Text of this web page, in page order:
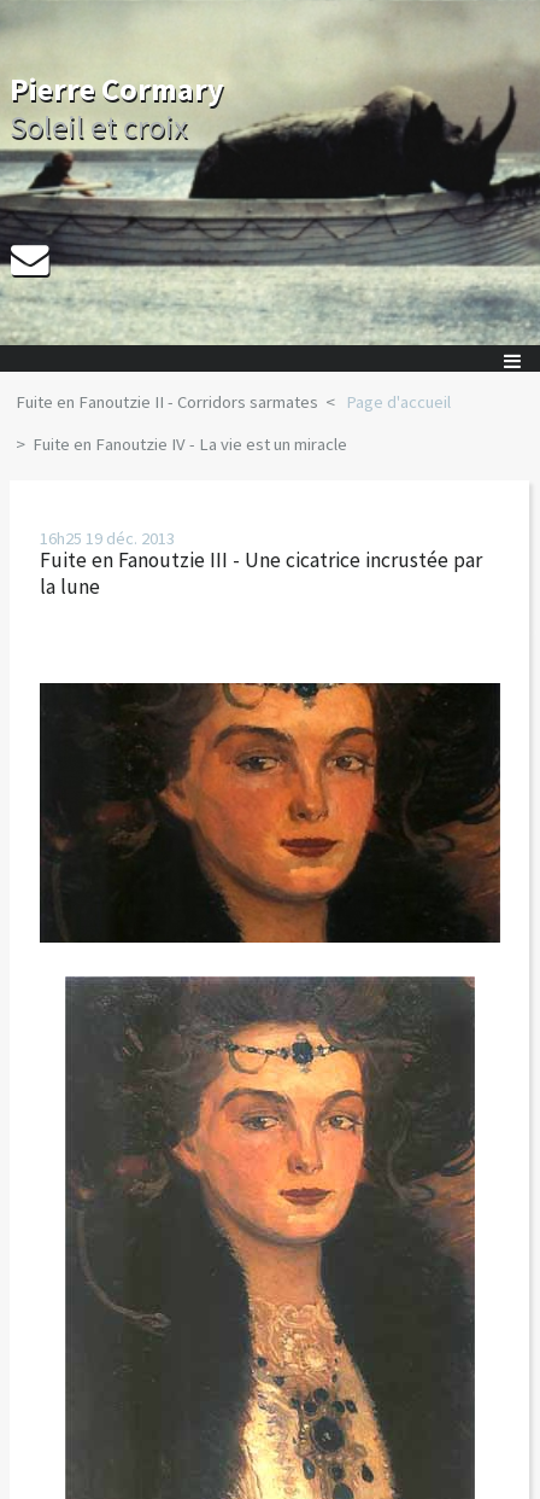
Pierre Cormary
Soleil et croix
Fuite en Fanoutzie II - Corridors sarmates
Page d'accueil
Fuite en Fanoutzie IV - La vie est un miracle
16h25 19 déc. 2013
Fuite en Fanoutzie III - Une cicatrice incrustée par
la lune